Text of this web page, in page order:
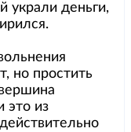
украли деньги,
но простить
это из